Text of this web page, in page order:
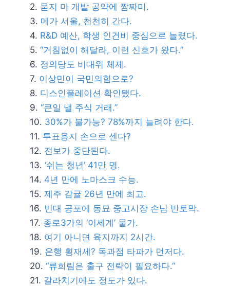
묻지 마 개발 공약에 짬짜미.
메가 서울, 천천히 간다.
R&D 예산, 학생 인건비 중심으로 늘렸다.
“거침없이 해달라, 이런 신호가 왔다.”
정의당도 비대위 체제.
이상민이 국민의힘으로?
디스인플레이션 확인됐다.
“큰일 낼 주식 거래.”
30%가 불가능? 78%까지 늘려야 한다.
투표용지 손으로 센다?
전보가 중단된다.
‘쉬는 청년’ 41만 명.
4년 만에 노마스크 수능.
제주 감귤 26년 만에 최고.
빈대 공포에 동묘 중고시장 손님 반토막.
종로3가의 ‘이세계’ 물가.
여기 아니면 육지까지 2시간.
은행 횡재세? 독과점 타파가 먼저다.
“류희림은 출구 전략이 필요하다.”
갈라치기에도 정도가 있다.